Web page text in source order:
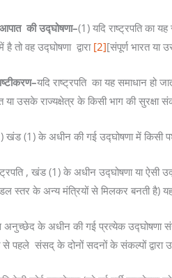
की उद्घोषणा–(1) यदि राष्ट्रपति का
तो वह उद्घोषणा द्वारा [2][संपूर्ण भारत या
यदि राष्ट्रपति का यह समाधान हो
या उसके राज्यक्षेत्र के किसी भाग की
खंड (1) के अधीन की गई उद्घोषणा में किसी
, खंड (1) के अधीन उद्घोषणा या ऐसी
स्तर के अन्य मंत्रियों से मिलकर बनती है)
के अधीन की गई प्रत्येक उद्घोषणा
से पहले संसद् के दोनों सदनों के संकल्पों द्वारा